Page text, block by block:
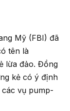
Mỹ (FBI) đã
tên là
lừa đảo. Đồng
kẻ có ý định
vụ pump-